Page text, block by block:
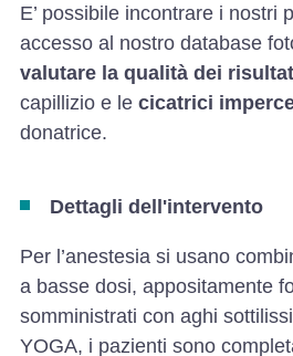
E’ possibile incontrare i nostri
accesso al nostro database
valutare la qualità dei
capillizio e le cicatrici
donatrice.
Dettagli dell'intervento
Per l’anestesia si usano
a basse dosi, appositamente
somministrati con aghi
YOGA, i pazienti sono